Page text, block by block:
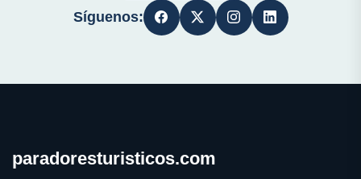
Síguenos:
paradoresturisticos.com